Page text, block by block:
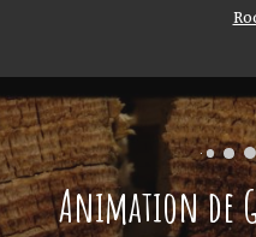
Animation de